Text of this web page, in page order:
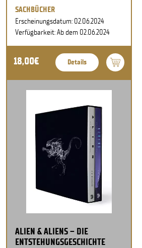
SACHBÜCHER
Erscheinungsdatum: 02.06.2024
Verfügbarkeit: Ab dem 02.06.2024
18,00€ Details
ALIEN & ALIENS – DIE
ENTSTEHUNGSGESCHICHTE